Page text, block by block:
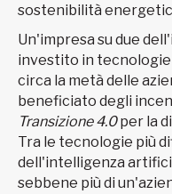
sostenibilità
Un'impresa su due
investito in tecnologie
circa la metà delle
beneficiato degli
Transizione 4.0per la
Tra le tecnologie più
dell'intelligenza
sebbene più di